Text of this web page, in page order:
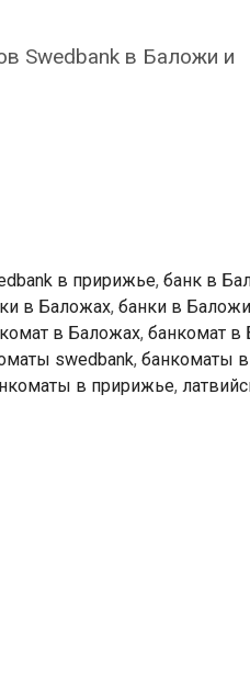
Swedbank в Баложи и
в пририжье, банк в
в Баложах, банки в Баложи
в Баложах, банкомат в
swedbank, банкоматы
в пририжье,